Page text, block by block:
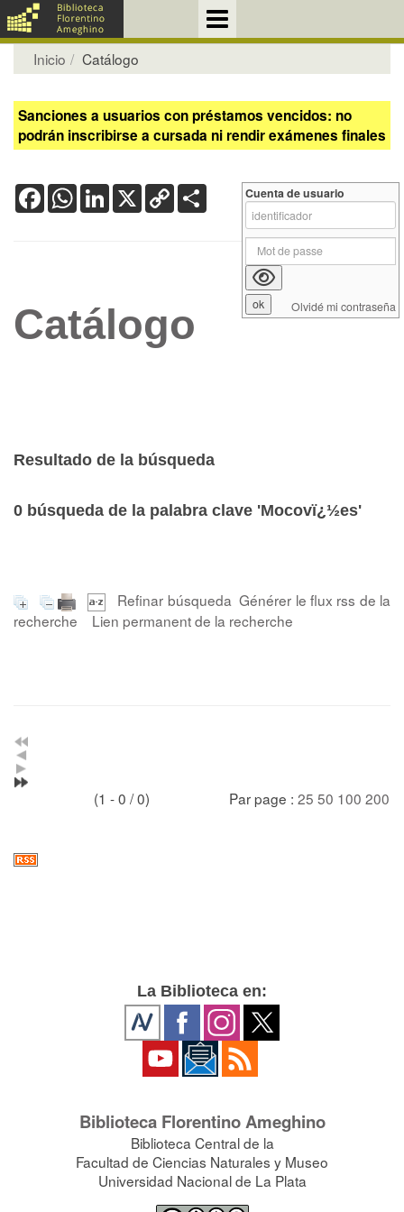
Inicio Catálogo
Sanciones a usuarios con préstamos vencidos: no
podrán inscribirse a cursada ni rendir exámenes finales
FacebookWhatsApp
LinkedIn
X Copy
Link
Catálogo
Resultado de la búsqueda
0 búsqueda de la palabra clave 'Mocovï¿½es'
Refinar búsqueda Générer le flux rss de la
recherche
Lien permanent de la recherche
(1 - 0 / 0) Par page : 25 50 100 200
Cuenta de usuario
Olvidé mi contraseña
La Biblioteca en:
Biblioteca Florentino Ameghino
Biblioteca Central de la
Facultad de Ciencias Naturales y Museo
Universidad Nacional de La Plata